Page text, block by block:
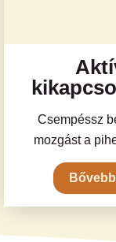
Csempéssz
mozgást a